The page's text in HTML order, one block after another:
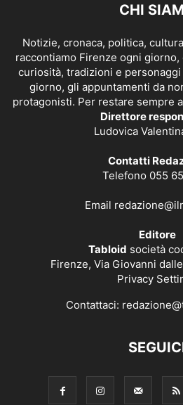
CHI
Notizie, cronaca, politica,
raccontiamo Firenze ogni
curiosità, tradizioni e
giorno, gli appuntamenti da
protagonisti. Per restare sempre
Direttore
Ludovica
Contatti
Telefono 055
Email
Editore
Tabloid società
Firenze, Via Giovanni
Privacy
Contattaci: